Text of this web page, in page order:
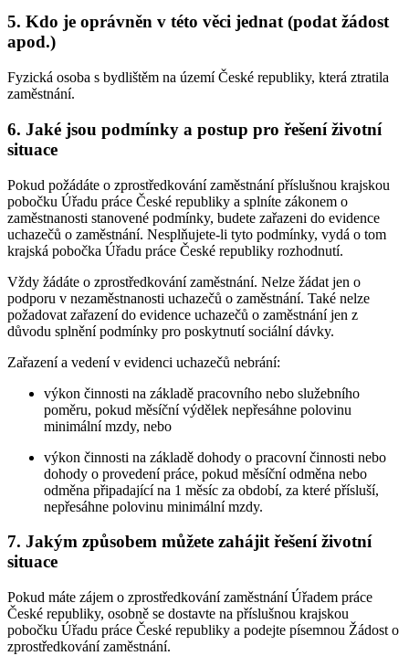
5. Kdo je oprávněn v této věci jednat (podat žádost
apod.)
Fyzická osoba s bydlištěm na území České republiky, která ztratila
zaměstnání.
6. Jaké jsou podmínky a postup pro řešení životní
situace
Pokud požádáte o zprostředkování zaměstnání příslušnou krajskou
pobočku Úřadu práce České republiky a splníte zákonem o
zaměstnanosti stanovené podmínky, budete zařazeni do evidence
uchazečů o zaměstnání. Nesplňujete-li tyto podmínky, vydá o tom
krajská pobočka Úřadu práce České republiky rozhodnutí.
Vždy žádáte o zprostředkování zaměstnání. Nelze žádat jen o
podporu v nezaměstnanosti uchazečů o zaměstnání. Také nelze
požadovat zařazení do evidence uchazečů o zaměstnání jen z
důvodu splnění podmínky pro poskytnutí sociální dávky.
Zařazení a vedení v evidenci uchazečů nebrání:
výkon činnosti na základě pracovního nebo služebního
poměru, pokud měsíční výdělek nepřesáhne polovinu
minimální mzdy, nebo
výkon činnosti na základě dohody o pracovní činnosti nebo
dohody o provedení práce, pokud měsíční odměna nebo
odměna připadající na 1 měsíc za období, za které přísluší,
nepřesáhne polovinu minimální mzdy.
7. Jakým způsobem můžete zahájit řešení životní
situace
Pokud máte zájem o zprostředkování zaměstnání Úřadem práce
České republiky, osobně se dostavte na příslušnou krajskou
pobočku Úřadu práce České republiky a podejte písemnou Žádost o
zprostředkování zaměstnání.